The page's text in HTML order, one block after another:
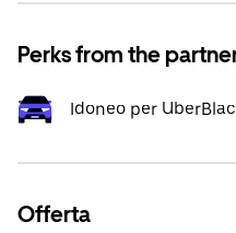
Perks from the
Idoneo per
Offerta